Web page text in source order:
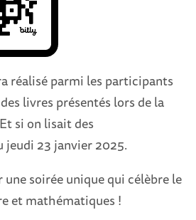
réalisé parmi les participants
livres présentés lors de la
si on lisait des
jeudi 23 janvier 2025.
une soirée unique qui célèbre le
et mathématiques !